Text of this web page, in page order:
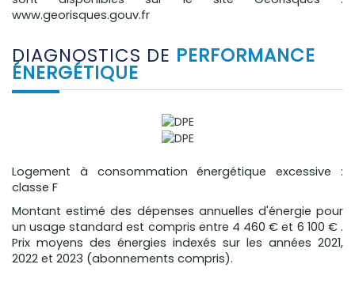
www.georisques.gouv.fr
DIAGNOSTICS DE PERFORMANCE
ÉNERGÉTIQUE
Logement à consommation énergétique excessive :
classe F
Montant estimé des dépenses annuelles d'énergie pour
un usage standard est compris entre 4 460 € et 6 100 € .
Prix moyens des énergies indexés sur les années 2021,
2022 et 2023 (abonnements compris).